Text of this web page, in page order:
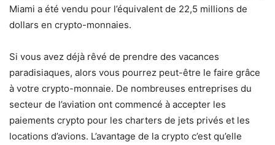
Miami a été vendu pour l’équivalent de 22,5 millions de
dollars en crypto-monnaies.
Si vous avez déjà rêvé de prendre des vacances
paradisiaques, alors vous pourrez peut-être le faire grâce
à votre crypto-monnaie. De nombreuses entreprises du
secteur de l’aviation ont commencé à accepter les
paiements crypto pour les charters de jets privés et les
locations d’avions. L’avantage de la crypto c’est qu’elle